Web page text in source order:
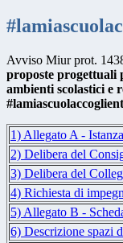
Avviso Miur prot.
proposte progettuali
ambienti scolastici e
1) Allegato A -
2) Delibera del
3) Delibera del
4) Richiesta di
5) Allegato B -
6) Descrizione spazi